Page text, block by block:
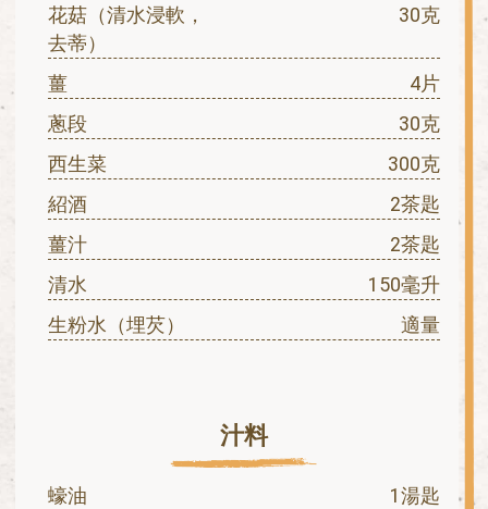
花菇（清水浸軟，
去蒂）
30克
薑
4片
蔥段
30克
西生菜
300克
紹酒
2茶匙
薑汁
2茶匙
清水
150毫升
生粉水（埋芡）
適量
汁料
蠔油
1湯匙